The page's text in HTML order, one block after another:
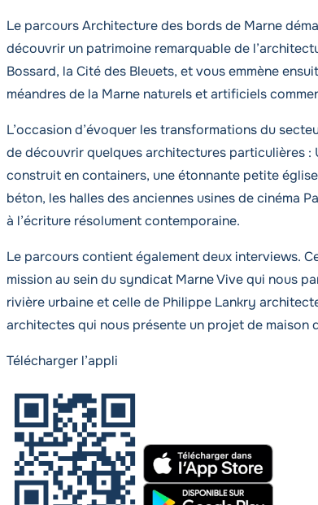
Le parcoursArchitecture des bords de Marne
découvrir un patrimoine remarquable de
Bossard, la Cité des Bleuets, et vous emmène
méandres de la Marne naturels et artificiels
L’occasion d’évoquer les transformations du
de découvrir quelques architectures particulières :
construit en containers, une étonnante petite
béton, les halles des anciennes usines de cinéma
à l’écriture résolument contemporaine.
Le parcours contient également deux interviews.
mission au sein du syndicat Marne Vive qui nous
rivière urbaine et celle de Philippe Lankry
architectes qui nous présente un projet de maison
Télécharger l’appli